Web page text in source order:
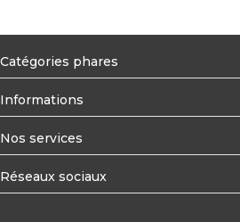
Catégories phares
Informations
Nos services
Réseaux sociaux